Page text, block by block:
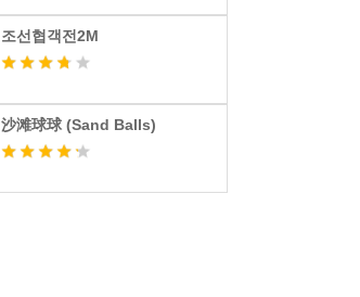
조선협객전2M
沙滩球球 (Sand Balls)